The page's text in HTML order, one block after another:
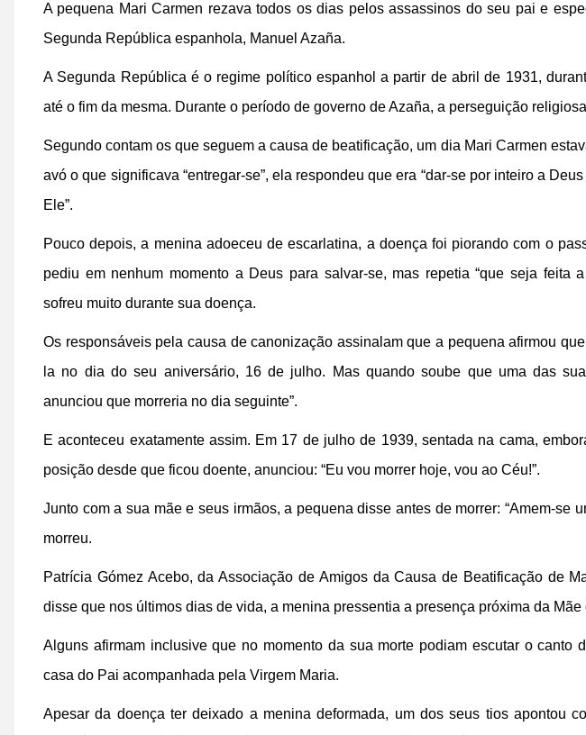
A pequena Mari Carmen rezava todos os dias pelos assassinos do seu pai e
Segunda República espanhola, Manuel Azaña.
A Segunda República é o regime político espanhol a partir de abril de 1931,
até o fim da mesma. Durante o período de governo de Azaña, a perseguição
Segundo contam os que seguem a causa de beatificação, um dia Mari Carmen
avó o que significava “entregar-se”, ela respondeu que era “dar-se por inteiro a
Ele”.
Pouco depois, a menina adoeceu de escarlatina, a doença foi piorando com o
pediu em nenhum momento a Deus para salvar-se, mas repetia “que seja feita
sofreu muito durante sua doença.
Os responsáveis pela causa de canonização assinalam que a pequena afirmou
la no dia do seu aniversário, 16 de julho. Mas quando soube que uma das
anunciou que morreria no dia seguinte”.
E aconteceu exatamente assim. Em 17 de julho de 1939, sentada na cama,
posição desde que ficou doente, anunciou: “Eu vou morrer hoje, vou ao Céu!”.
Junto com a sua mãe e seus irmãos, a pequena disse antes de morrer: “Amem-se
morreu.
Patrícia Gómez Acebo, da Associação de Amigos da Causa de Beatificação de
disse que nos últimos dias de vida, a menina pressentia a presença próxima da
Alguns afirmam inclusive que no momento da sua morte podiam escutar o canto
casa do Pai acompanhada pela Virgem Maria.
Apesar da doença ter deixado a menina deformada, um dos seus tios apontou